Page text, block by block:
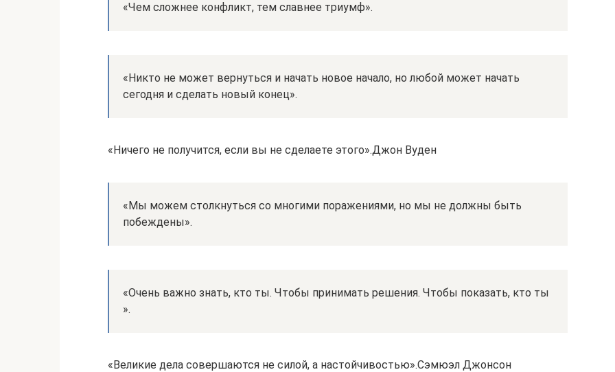
«Чем сложнее конфликт, тем славнее триумф».
«Никто не может вернуться и начать новое начало, но любой может начать
сегодня и сделать новый конец».
«Ничего не получится, если вы не сделаете этого».Джон Вуден
«Мы можем столкнуться со многими поражениями, но мы не должны быть
побеждены».
«Очень важно знать, кто ты. Чтобы принимать решения. Чтобы показать, кто ты
».
«Великие дела совершаются не силой, а настойчивостью».Сэмюэл Джонсон